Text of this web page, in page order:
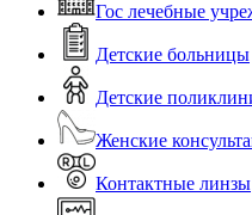
Гос лечебные
Детские больницы
Детские
Женские
Контактные линзы